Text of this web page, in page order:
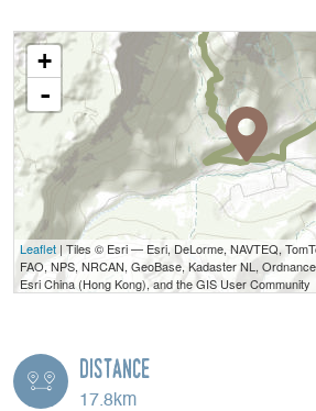
+
-
Leaflet | Tiles © Esri — Esri, DeLorme, NAVTEQ,
FAO, NPS, NRCAN, GeoBase, Kadaster NL,
Esri China (Hong Kong), and the GIS User Community
Distance
17.8km